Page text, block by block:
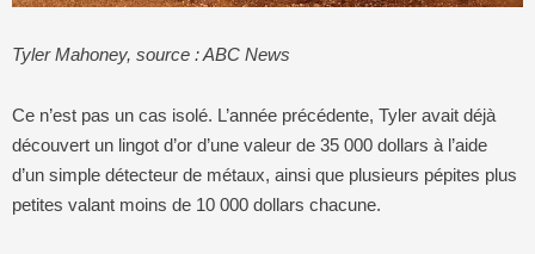
Tyler Mahoney, source : ABC News
Ce n’est pas un cas isolé. L’année précédente, Tyler avait déjà
découvert un lingot d’or d’une valeur de 35 000 dollars à l’aide
d’un simple détecteur de métaux, ainsi que plusieurs pépites plus
petites valant moins de 10 000 dollars chacune.